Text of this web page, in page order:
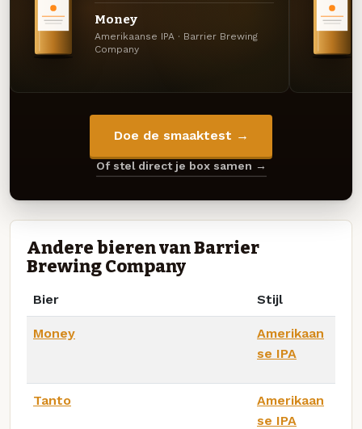
Money
Amerikaanse IPA · Barrier Brewing
Company
Doe de smaaktest →
Of stel direct je box samen →
Andere bieren van Barrier
Brewing Company
Bier Stijl
Money
Amerikaan
se IPA
Tanto
Amerikaan
se IPA